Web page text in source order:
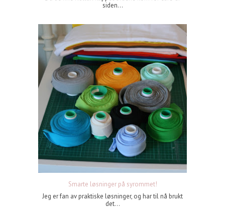
siden...
Smarte løsninger på syrommet!
Jeg er fan av praktiske løsninger, og har til nå brukt
det...